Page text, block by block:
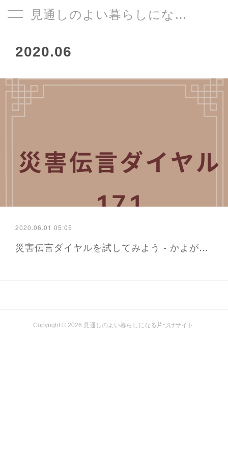
見通しのよい暮らしになる片づけサイト
2020.06
2020.06.01 05:05
災害伝言ダイヤルを試してみよう - かよが届ける防災と暮らし 福岡から
Copyright © 2026 見通しのよい暮らしになる片づけサイト .